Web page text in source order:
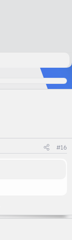
#16